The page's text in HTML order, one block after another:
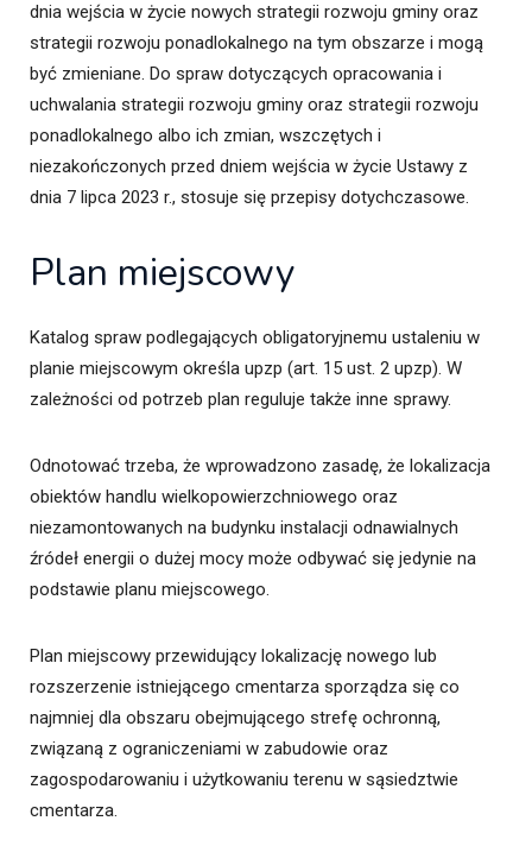
dnia wejścia w życie nowych strategii rozwoju gminy oraz
strategii rozwoju ponadlokalnego na tym obszarze i mogą
być zmieniane. Do spraw dotyczących opracowania i
uchwalania strategii rozwoju gminy oraz strategii rozwoju
ponadlokalnego albo ich zmian, wszczętych i
niezakończonych przed dniem wejścia w życie Ustawy z
dnia 7 lipca 2023 r., stosuje się przepisy dotychczasowe.
Plan miejscowy
Katalog spraw podlegających obligatoryjnemu ustaleniu w
planie miejscowym określa upzp (art. 15 ust. 2 upzp). W
zależności od potrzeb plan reguluje także inne sprawy.
Odnotować trzeba, że wprowadzono zasadę, że lokalizacja
obiektów handlu wielkopowierzchniowego oraz
niezamontowanych na budynku instalacji odnawialnych
źródeł energii o dużej mocy może odbywać się jedynie na
podstawie planu miejscowego.
Plan miejscowy przewidujący lokalizację nowego lub
rozszerzenie istniejącego cmentarza sporządza się co
najmniej dla obszaru obejmującego strefę ochronną,
związaną z ograniczeniami w zabudowie oraz
zagospodarowaniu i użytkowaniu terenu w sąsiedztwie
cmentarza.